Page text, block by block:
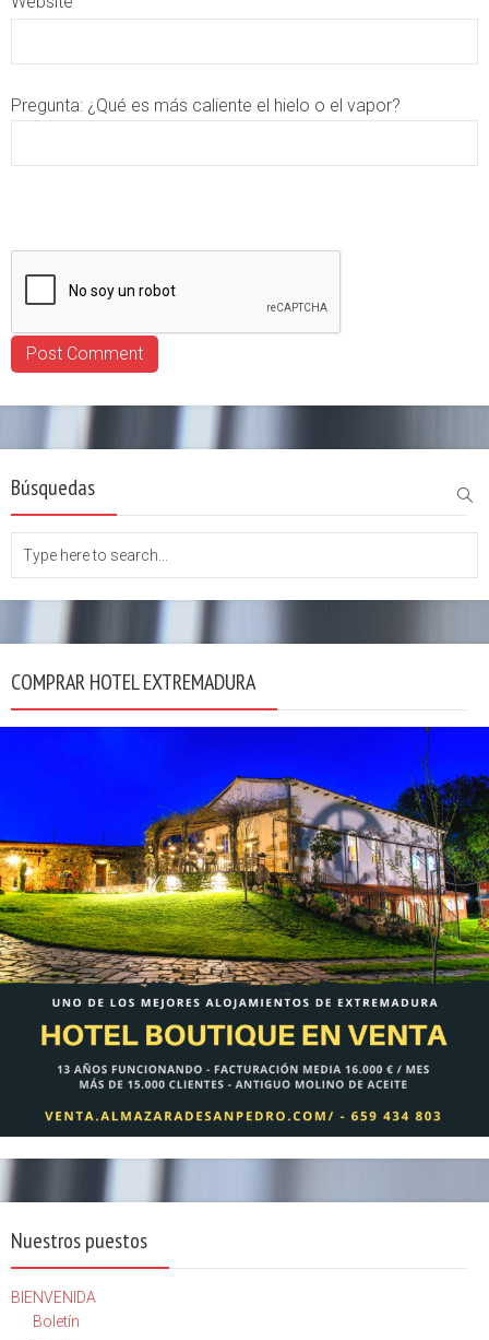
Pregunta: ¿Qué es más caliente el hielo o el vapor?
Búsquedas
COMPRAR HOTEL EXTREMADURA
Nuestros puestos
BIENVENIDA
Boletín